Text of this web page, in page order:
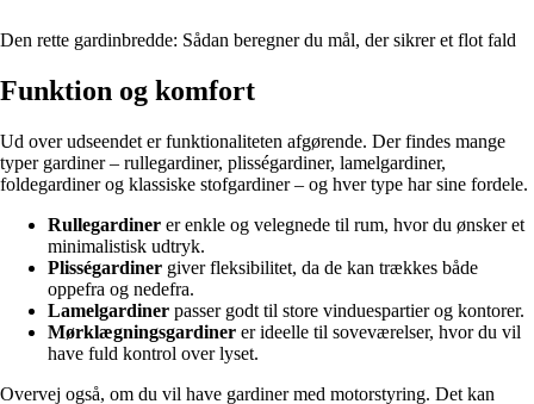
Den rette gardinbredde: Sådan beregner du mål, der sikrer et flot fald
Funktion og komfort
Ud over udseendet er funktionaliteten afgørende. Der findes mange
typer gardiner – rullegardiner, plisségardiner, lamelgardiner,
foldegardiner og klassiske stofgardiner – og hver type har sine fordele.
Rullegardiner er enkle og velegnede til rum, hvor du ønsker et
minimalistisk udtryk.
Plisségardiner giver fleksibilitet, da de kan trækkes både
oppefra og nedefra.
Lamelgardiner passer godt til store vinduespartier og kontorer.
Mørklægningsgardiner er ideelle til soveværelser, hvor du vil
have fuld kontrol over lyset.
Overvej også, om du vil have gardiner med motorstyring. Det kan